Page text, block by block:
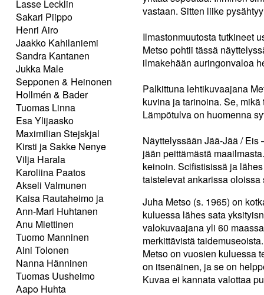
Lasse Lecklin
Sakari Piippo
Henri Airo
Jaakko Kahilaniemi
Sandra Kantanen
Jukka Male
Sepponen & Heinonen
Hollmén & Bader
Tuomas Linna
Esa Ylijaasko
Maximilian Stejskjal
Kirsti ja Sakke Nenye
Vilja Harala
Karoliina Paatos
Akseli Valmunen
Kaisa Rautaheimo ja
Ann-Mari Huhtanen
Anu Miettinen
Tuomo Manninen
Aini Tolonen
Nanna Hänninen
Tuomas Uusheimo
Aapo Huhta
vastaan. Sitten liike
Ilmastonmuutosta tutkineet
Metso pohtii tässä
ilmakehään auringonvaloa
Palkittuna lehtikuvaajana
kuvina ja tarinoina. Se,
Lämpötulva on huomenna
Näyttelyssään Jää-Jää /
jään peittämästä
keinoin. Scifistisissä ja
taistelevat ankarissa
Juha Metso (s. 1965) on
kuluessa lähes sata
valokuvaajana yli 60
merkittävistä
Metso on vuosien kuluessa
on itsenäinen, ja se on
Kuvaa ei kannata valottaa